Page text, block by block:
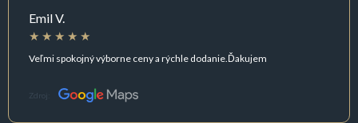
Emil V.
Veľmi spokojný výborne ceny a rýchle dodanie.Ďakujem
Zdroj: